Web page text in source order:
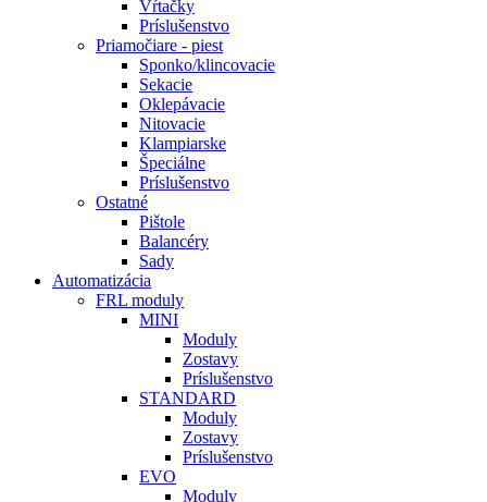
Vŕtačky
Príslušenstvo
Priamočiare - piest
Sponko/klincovacie
Sekacie
Oklepávacie
Nitovacie
Klampiarske
Špeciálne
Príslušenstvo
Ostatné
Pištole
Balancéry
Sady
Automatizácia
FRL moduly
MINI
Moduly
Zostavy
Príslušenstvo
STANDARD
Moduly
Zostavy
Príslušenstvo
EVO
Moduly